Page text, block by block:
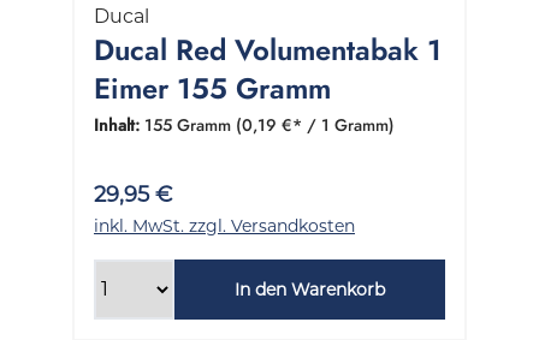
Ducal
Ducal Red Volumentabak 1
Eimer 155 Gramm
Inhalt: 155 Gramm (0,19 €* / 1 Gramm)
29,95 €
inkl. MwSt. zzgl. Versandkosten
In den Warenkorb